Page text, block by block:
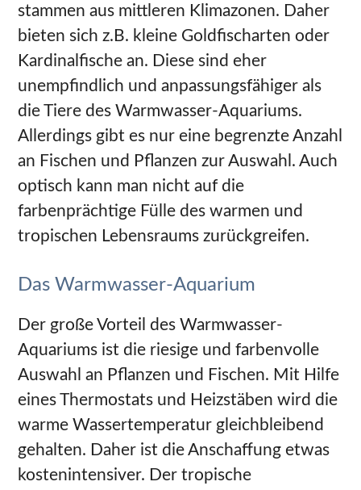
stammen aus mittleren Klimazonen. Daher
bieten sich z.B. kleine Goldfischarten oder
Kardinalfische an. Diese sind eher
unempfindlich und anpassungsfähiger als
die Tiere des Warmwasser-Aquariums.
Allerdings gibt es nur eine begrenzte Anzahl
an Fischen und Pflanzen zur Auswahl. Auch
optisch kann man nicht auf die
farbenprächtige Fülle des warmen und
tropischen Lebensraums zurückgreifen.
Das Warmwasser-Aquarium
Der große Vorteil des Warmwasser-
Aquariums ist die riesige und farbenvolle
Auswahl an Pflanzen und Fischen. Mit Hilfe
eines Thermostats und Heizstäben wird die
warme Wassertemperatur gleichbleibend
gehalten. Daher ist die Anschaffung etwas
kostenintensiver. Der tropische